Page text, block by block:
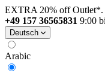
EXTRA 20% off Outlet*.
+49 157 36565831 9:00
Deutsch
Arabic